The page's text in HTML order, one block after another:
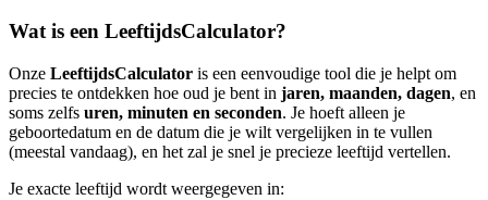
Wat is een LeeftijdsCalculator?
Onze LeeftijdsCalculator is een eenvoudige tool die je helpt om
precies te ontdekken hoe oud je bent in jaren, maanden, dagen, en
soms zelfs uren, minuten en seconden. Je hoeft alleen je
geboortedatum en de datum die je wilt vergelijken in te vullen
(meestal vandaag), en het zal je snel je precieze leeftijd vertellen.
Je exacte leeftijd wordt weergegeven in: